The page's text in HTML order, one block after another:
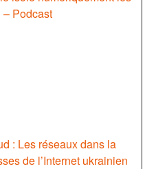
– Podcast
: Les réseaux dans la
de l’Internet ukrainien